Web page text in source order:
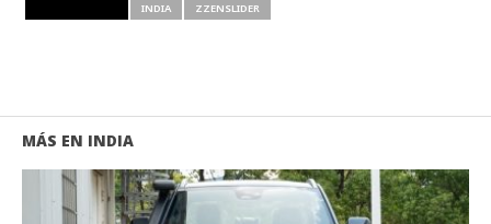
INDIA ZZENSLIDER
MÁS EN INDIA